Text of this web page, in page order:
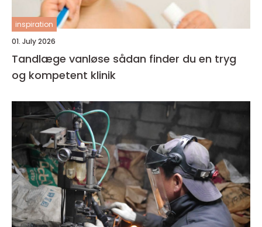
inspiration
01. July 2026
Tandlæge vanløse sådan finder du en tryg
og kompetent klinik